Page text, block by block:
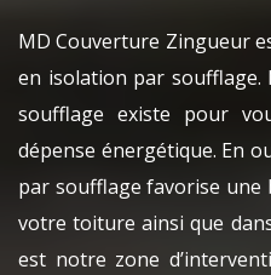
MD Couverture Zingueur
en isolation par soufflage.
soufflage existe pour
dépense énergétique. En
par soufflage favorise une
votre toiture ainsi que
est notre zone